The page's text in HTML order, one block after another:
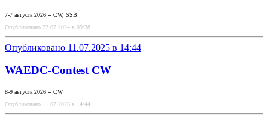
7-7 августа 2026 -- CW, SSB
Опубликовано 22.07.2024 в 09:38
Опубликовано 11.07.2025 в 14:44
WAEDC-Contest CW
8-9 августа 2026 -- CW
Опубликовано 11.07.2025 в 14:44